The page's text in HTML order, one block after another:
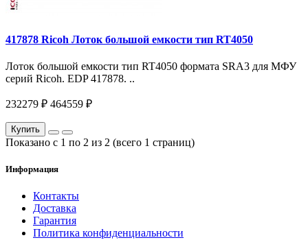
417878 Ricoh Лоток большой емкости тип RT4050
Лоток большой емкости тип RT4050 формата SRA3 для МФУ
серий Ricoh. EDP 417878. ..
232279 ₽ 464559 ₽
Купить
Показано с 1 по 2 из 2 (всего 1 страниц)
Информация
Контакты
Доставка
Гарантия
Политика конфиденциальности